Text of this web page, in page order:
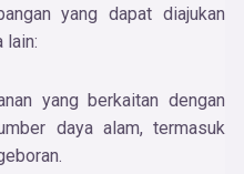
yang dapat diajukan
lain:
yang berkaitan dengan
daya alam, termasuk